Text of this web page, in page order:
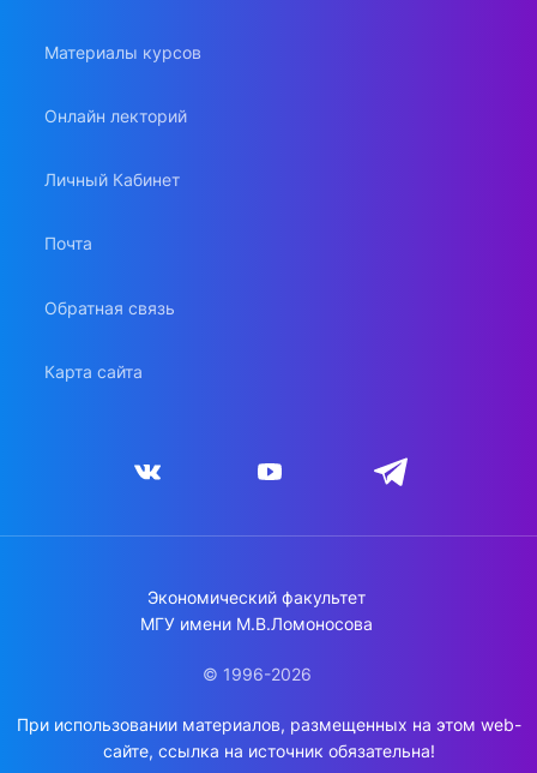
Материалы курсов
Онлайн лекторий
Личный Кабинет
Почта
Обратная связь
Карта сайта
Экономический факультет
МГУ имени М.В.Ломоносова
© 1996-2026
При использовании материалов, размещенных на этом web-
сайте, ссылка на источник обязательна!